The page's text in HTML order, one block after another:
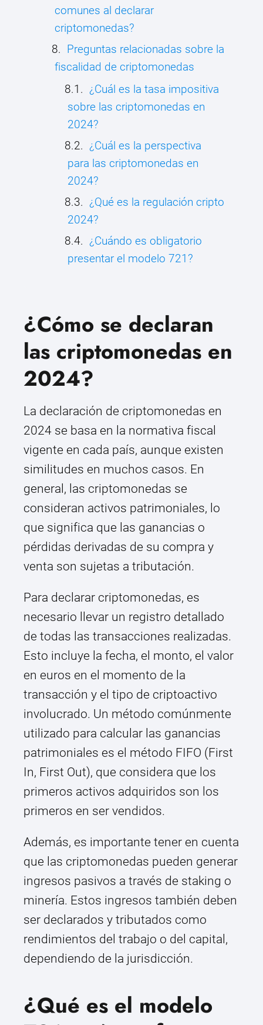
comunes al declarar
criptomonedas?
Preguntas relacionadas sobre la
fiscalidad de criptomonedas
¿Cuál es la tasa impositiva
sobre las criptomonedas en
2024?
¿Cuál es la perspectiva
para las criptomonedas en
2024?
¿Qué es la regulación cripto
2024?
¿Cuándo es obligatorio
presentar el modelo 721?
¿Cómo se declaran
las criptomonedas en
2024?
La declaración de criptomonedas en
2024 se basa en la normativa fiscal
vigente en cada país, aunque existen
similitudes en muchos casos. En
general, las criptomonedas se
consideran activos patrimoniales, lo
que significa que las ganancias o
pérdidas derivadas de su compra y
venta son sujetas a tributación.
Para declarar criptomonedas, es
necesario llevar un registro detallado
de todas las transacciones realizadas.
Esto incluye la fecha, el monto, el valor
en euros en el momento de la
transacción y el tipo de criptoactivo
involucrado. Un método comúnmente
utilizado para calcular las ganancias
patrimoniales es el método FIFO (First
In, First Out), que considera que los
primeros activos adquiridos son los
primeros en ser vendidos.
Además, es importante tener en cuenta
que las criptomonedas pueden generar
ingresos pasivos a través de staking o
minería. Estos ingresos también deben
ser declarados y tributados como
rendimientos del trabajo o del capital,
dependiendo de la jurisdicción.
¿Qué es el modelo